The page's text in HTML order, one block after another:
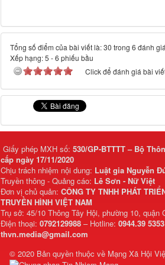
Tổng số điểm của bài viết là: 30 trong 6 đánh giá
Xếp hạng:5 -6 phiếu bầu
Click để đánh giá bài
Giấy phép MXH số: 530/GP-BTTTT – Bộ
cấp ngày 17/11/2020
Chịu trách nhiệm nội dung: Luật gia Nguyễn
Truyền thông - Quảng cáo: Lê Sơn - Nữ Việt
Đơn vị chủ quản: CÔNG TY TNHH PHÁT
TRUYỀN HÌNH VIỆT NAM
Trụ sở: 45/10 Thông Tây Hội, phường 10, quận
Điện thoại: 0792129988 – Hotline: 0944.39 5353
thvn.media@gmail.com
© 2020 Bản quyền thuộc về Mạng Xã Hội